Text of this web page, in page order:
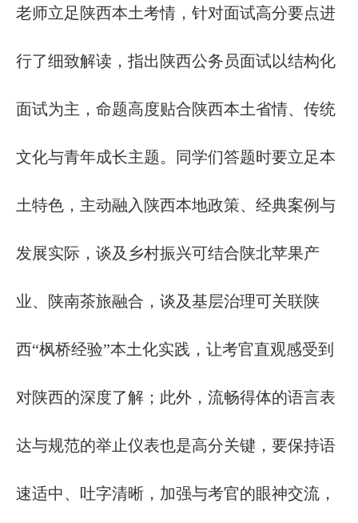
老师立足陕西本土考情，针对面试高分要点进
行了细致解读，指出陕西公务员面试以结构化
面试为主，命题高度贴合陕西本土省情、传统
文化与青年成长主题。 同学们答题时要立足本
土特色，主动融入陕西本地政策、经典案例与
发展实际，谈及乡村振兴可结合陕北苹果产
业、陕南茶旅融合，谈及基层治理可关联陕
西“枫桥经验”本土化实践，让考官直观感受到
对陕西的深度了解；此外，流畅得体的语言表
达与规范的举止仪表也是高分关键，要保持语
速适中、吐字清晰，加强与考官的眼神交流，